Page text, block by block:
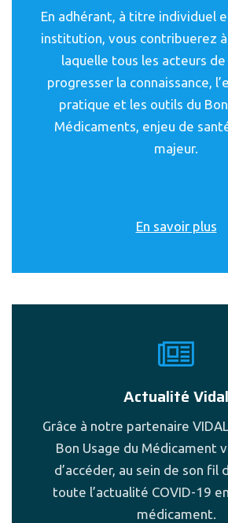
En adhérant, à titre individuel
institution, vous contribuerez
laquelle tous les acteurs
progresser la connaissance,
pratique et les outils du
Médicaments, enjeu de
majeur.
En savoir plus
Actualité Vidal
Grâce à notre partenaire
Bon Usage du Médicament
d’accéder, au sein de son fil
toute l’actualité COVID-19
médicament.